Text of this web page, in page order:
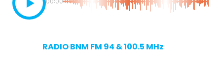
RADIO BNM FM 94 & 100.5 MHz